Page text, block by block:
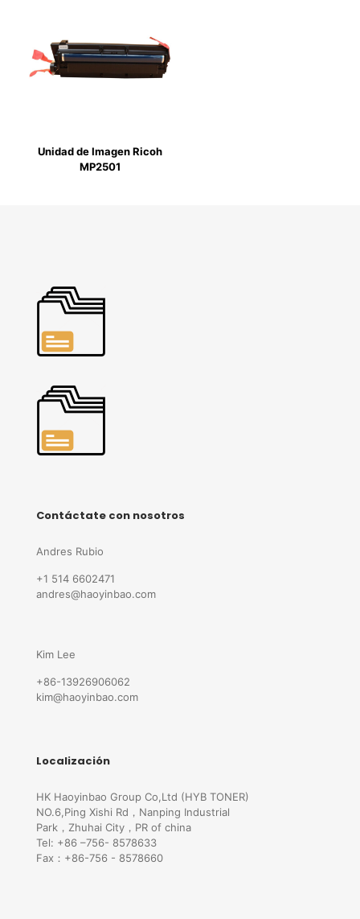
Unidad de Imagen Ricoh
MP2501
Contáctate con nosotros
Andres Rubio
+1 514 6602471
andres@haoyinbao.com
Kim Lee
+86-13926906062
kim@haoyinbao.com
Localización
HK Haoyinbao Group Co,Ltd (HYB TONER)
NO.6,Ping Xishi Rd，Nanping Industrial
Park，Zhuhai City，PR of china
Tel: +86 –756- 8578633
Fax：+86-756 - 8578660